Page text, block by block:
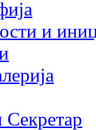
и
Секретар